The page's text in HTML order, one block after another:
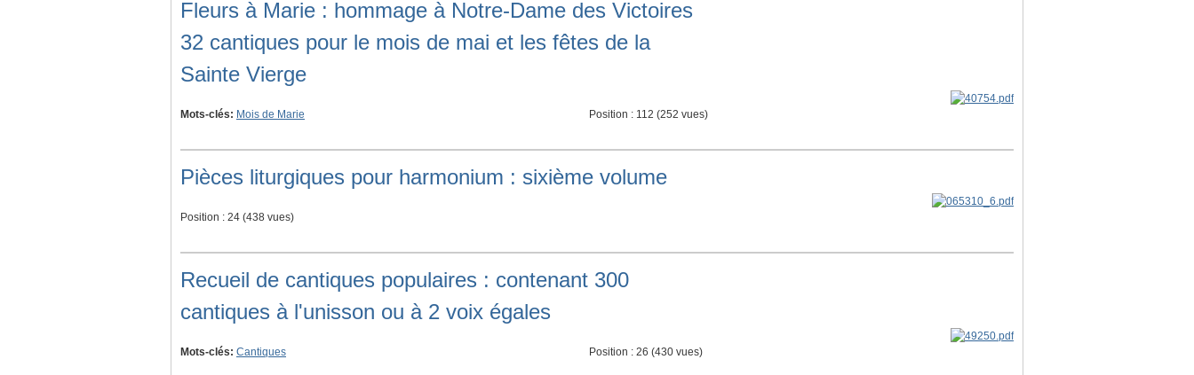
Fleurs à Marie : hommage à Notre-Dame des Victoires
32 cantiques pour le mois de mai et les fêtes de la
Sainte Vierge
Mots-clés: Mois de Marie Position : 112 (252 vues)
Pièces liturgiques pour harmonium : sixième volume
Position : 24 (438 vues)
Recueil de cantiques populaires : contenant 300
cantiques à l'unisson ou à 2 voix égales
Mots-clés: Cantiques Position : 26 (430 vues)